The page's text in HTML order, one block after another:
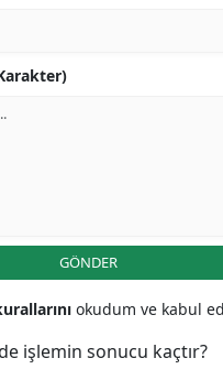
GÖNDER
okudum ve kabul
işlemin sonucu kaçtır?